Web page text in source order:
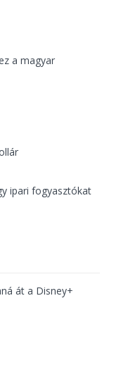
a magyar
ipari fogyasztókat
át a Disney+